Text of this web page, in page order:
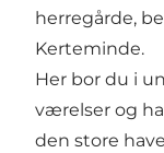
herregårde,
Kerteminde.
Her bor du i
værelser og
den store